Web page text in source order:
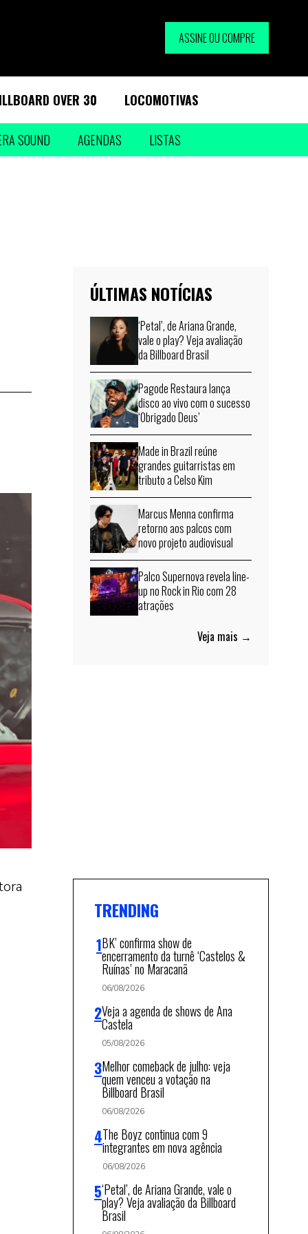
ASSINE OU COMPRE
OVER 30 LOCOMOTIVAS
SOUND AGENDAS LISTAS
ÚLTIMAS NOTÍCIAS
‘Petal’, de Ariana Grande,
vale o play? Veja avaliação
da Billboard Brasil
Pagode Restaura lança
disco ao vivo com o sucesso
‘Obrigado Deus’
Made in Brazil reúne
grandes guitarristas em
tributo a Celso Kim
Marcus Menna confirma
retorno aos palcos com
novo projeto audiovisual
Palco Supernova revela line-
up no Rock in Rio com 28
atrações
Veja mais →
TRENDING
BK’ confirma show de
encerramento da turnê ‘Castelos &
Ruínas’ no Maracanã
06/08/2026
Veja a agenda de shows de Ana
Castela
05/08/2026
Melhor comeback de julho: veja
quem venceu a votação na
Billboard Brasil
06/08/2026
The Boyz continua com 9
integrantes em nova agência
06/08/2026
‘Petal’, de Ariana Grande, vale o
play? Veja avaliação da Billboard
Brasil